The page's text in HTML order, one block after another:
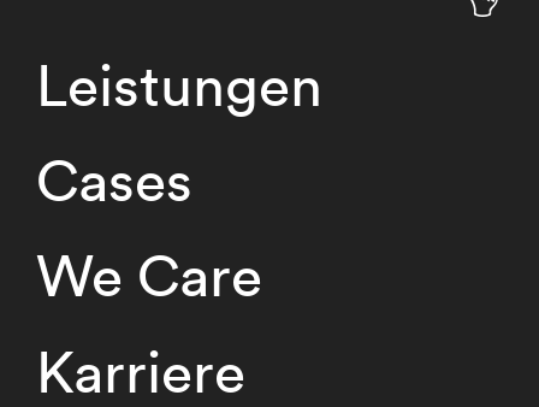
Leistungen
Cases
We Care
Karriere